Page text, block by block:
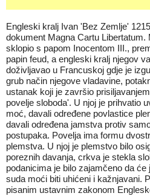
Engleski kralj Ivan 'Bez Zemlje'
dokument Magna Cartu Libertatum.
sklopio s papom Inocentom III.,
papin feud, a engleski kralj njegov
doživljavao u Francuskoj gdje je
grub način njegove vladavine,
ustanak koji je završio
povelje sloboda'. U njoj je prihvatio
moć, davali određene povlastice
davali određena jamstva protiv
postupaka. Povelja ima formu
plemstva. U njoj je plemstvo bilo
poreznih davanja, crkva je stekla
podanicima je bilo zajamčeno da će
suda moći biti uhićeni i kažnjavani.
pisanim ustavnim zakonom